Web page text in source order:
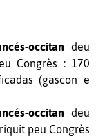
occitan deu
Congrès : 170
(gascon e
occitan deu
peu Congrès